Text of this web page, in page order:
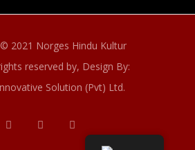
2021 Norges Hindu Kultur
reserved by, Design By:
Solution (Pvt) Ltd.